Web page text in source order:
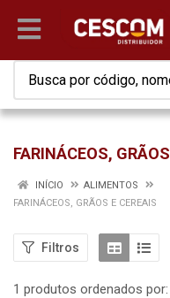
FARINÁCEOS,
INÍCIO
ALIMENTOS
FARINÁCEOS, GRÃOS E CEREAIS
Filtros
1 produtos ordenados por: